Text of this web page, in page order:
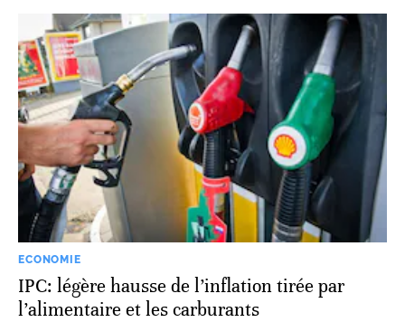
ECONOMIE
IPC: légère hausse de l’inflation tirée par
l’alimentaire et les carburants